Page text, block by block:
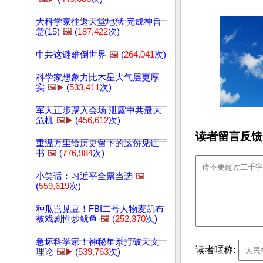
大科学家往返天堂地狱 完成神旨
意(15) 🖼️ (187,422次)
中共这谜难倒世界 🖼️ (264,041次)
科学家想象力比木星大气层更厚
实 🖼️▶️ (533,411次)
军人正步踢入会场 泄露中共最大
危机 🖼️▶️ (456,612次)
重温万里给历史留下的这份见证
书 🖼️ (776,984次)
小笑话：习近平全票当选 🖼️
(559,619次)
种瓜岂见豆！FBI二号人物麦凯布
被戏剧性炒鱿鱼 🖼️ (252,370次)
急坏科学家！神秘星系打破天文
理论 🖼️▶️ (539,763次)
读者留言反
读者暱称: